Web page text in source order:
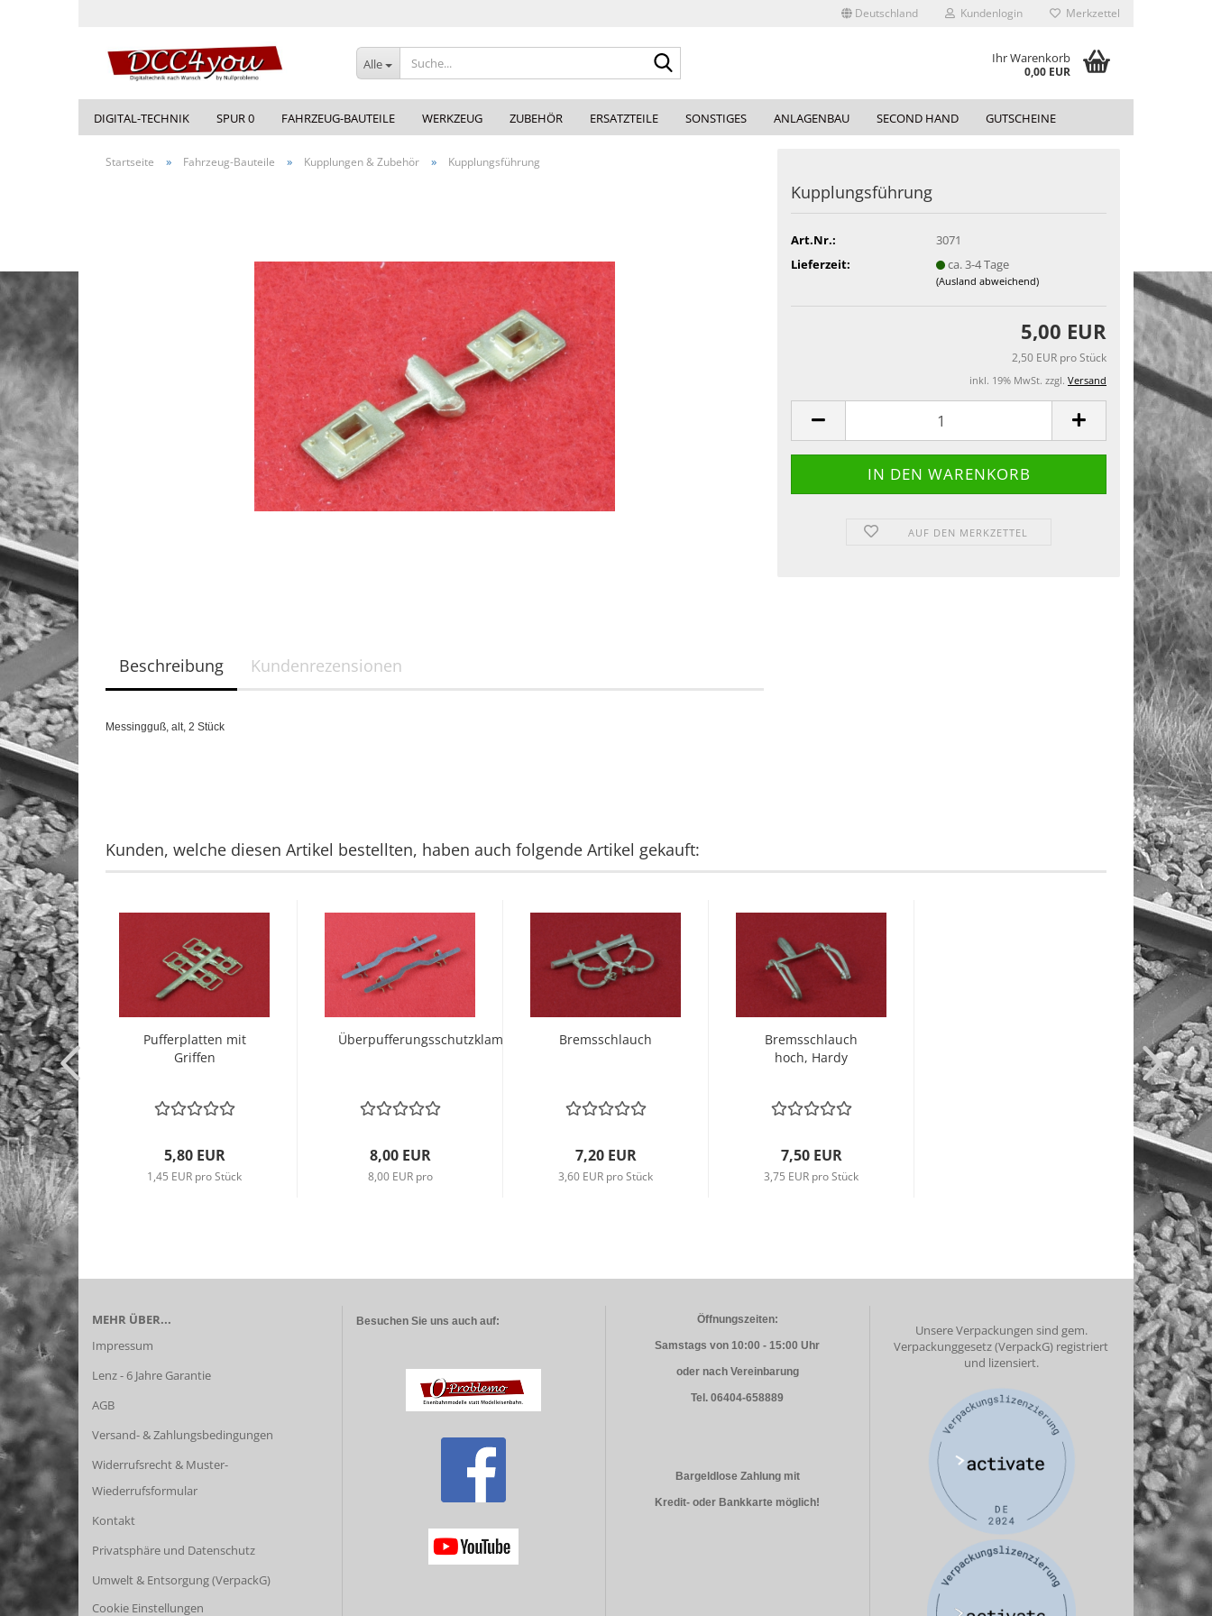
Deutschland Kundenlogin Merkzettel
Alle Ihr Warenkorb
0,00 EUR
DIGITAL-TECHNIK SPUR 0 FAHRZEUG-BAUTEILE WERKZEUG ZUBEHÖR ERSATZTEILE SONSTIGES ANLAGENBAU SECOND HAND GUTSCHEINE
Startseite » Fahrzeug-Bauteile » Kupplungen & Zubehör » Kupplungsführung
Kupplungsführung
Art.Nr.:
3071
Lieferzeit:
ca. 3-4 Tage
(Ausland abweichend)
5,00 EUR
2,50 EUR pro Stück
inkl. 19% MwSt. zzgl. Versand
AUF DEN MERKZETTEL
Beschreibung Kundenrezensionen
Messingguß, alt, 2 Stück
Kunden, welche diesen Artikel bestellten, haben auch folgende Artikel gekauft:
Pufferplatten mit
Griffen
5,80 EUR
1,45 EUR pro Stück
Überpufferungsschutzklammern
8,00 EUR
8,00 EUR pro
Bremsschlauch
7,20 EUR
3,60 EUR pro Stück
Bremsschlauch
hoch, Hardy
7,50 EUR
3,75 EUR pro Stück
MEHR ÜBER...
Impressum
Lenz - 6 Jahre Garantie
AGB
Versand- & Zahlungsbedingungen
Widerrufsrecht & Muster-
Wiederrufsformular
Kontakt
Privatsphäre und Datenschutz
Umwelt & Entsorgung (VerpackG)
Cookie Einstellungen
Besuchen Sie uns auch auf: Öffnungszeiten:
Samstags von 10:00 - 15:00 Uhr
oder nach Vereinbarung
Tel. 06404-658889
Bargeldlose Zahlung mit
Kredit- oder Bankkarte möglich!
Unsere Verpackungen sind gem.
Verpackunggesetz (VerpackG) registriert
und lizensiert.